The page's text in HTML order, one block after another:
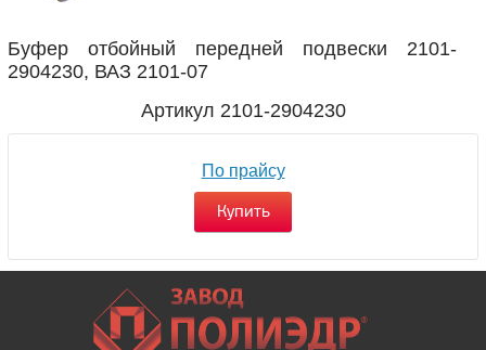
Буфер отбойный передней подвески 2101-
2904230, ВАЗ 2101-07
Артикул 2101-2904230
По прайсу
Купить